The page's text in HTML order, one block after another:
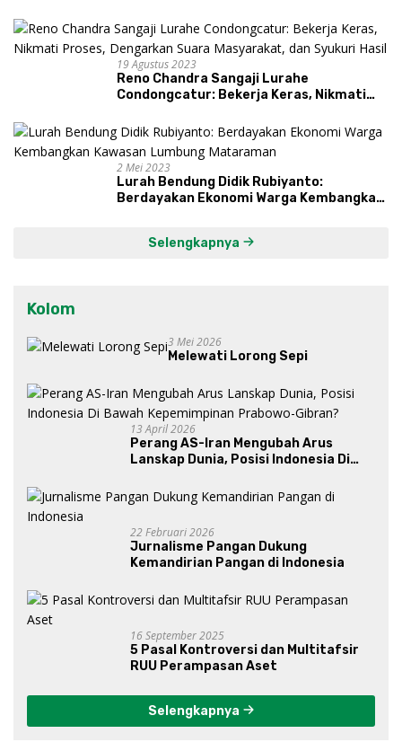
19 Agustus 2023
Reno Chandra Sangaji Lurahe
Condongcatur: Bekerja Keras, Nikmati
dan Syukuri Hasil
2 Mei 2023
Lurah Bendung Didik Rubiyanto:
Berdayakan Ekonomi Warga Kembangkan
Selengkapnya
Kolom
3 Mei 2026
Melewati Lorong Sepi
13 April 2026
Perang AS-Iran Mengubah Arus
Lanskap Dunia, Posisi Indonesia Di
Gibran?
22 Februari 2026
Jurnalisme Pangan Dukung
Kemandirian Pangan di Indonesia
16 September 2025
5 Pasal Kontroversi dan Multitafsir
RUU Perampasan Aset
Selengkapnya